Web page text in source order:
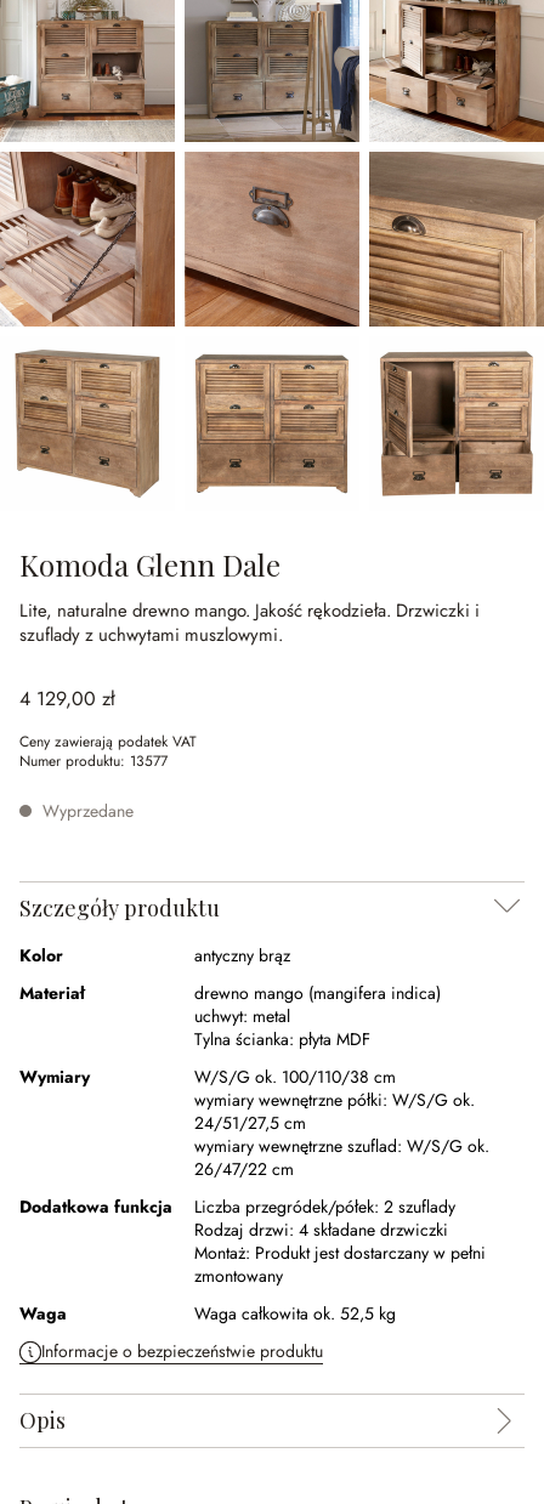
Komoda Glenn Dale
Lite, naturalne drewno mango. Jakość rękodzieła. Drzwiczki i
szuflady z uchwytami muszlowymi.
4 129,00 zł
Ceny zawierają podatek VAT
Numer produktu: 13577
Wyprzedane
Szczegóły produktu
Kolor
antyczny brąz
Materiał
drewno mango (mangifera indica)
uchwyt: metal
Tylna ścianka: płyta MDF
Wymiary
W/S/G ok. 100/110/38 cm
wymiary wewnętrzne półki: W/S/G ok.
24/51/27,5 cm
wymiary wewnętrzne szuflad: W/S/G ok.
26/47/22 cm
Dodatkowa funkcja
Liczba przegródek/półek: 2 szuflady
Rodzaj drzwi: 4 składane drzwiczki
Montaż: Produkt jest dostarczany w pełni
zmontowany
Waga
Waga całkowita ok. 52,5 kg
Informacje o bezpieczeństwie produktu
Opis